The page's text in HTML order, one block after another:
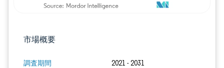
市場概要
調査期間 2021 - 2031